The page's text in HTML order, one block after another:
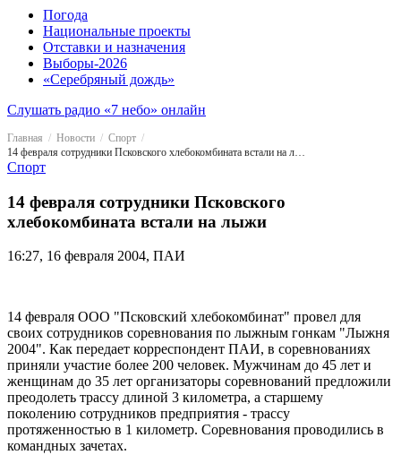
Погода
Национальные проекты
Отставки и назначения
Выборы-2026
«Серебряный дождь»
Слушать радио «7 небо» онлайн
Главная Новости
Спорт
14 февраля сотрудники Псковского хлебокомбината встали на лыжи
Спорт
14 февраля сотрудники Псковского
хлебокомбината встали на лыжи
16:27, 16 февраля 2004, ПАИ
14 февраля ООО "Псковский хлебокомбинат" провел для
своих сотрудников соревнования по лыжным гонкам "Лыжня
2004". Как передает корреспондент ПАИ, в соревнованиях
приняли участие более 200 человек. Мужчинам до 45 лет и
женщинам до 35 лет организаторы соревнований предложили
преодолеть трассу длиной 3 километра, а старшему
поколению сотрудников предприятия - трассу
протяженностью в 1 километр. Соревнования проводились в
командных зачетах.